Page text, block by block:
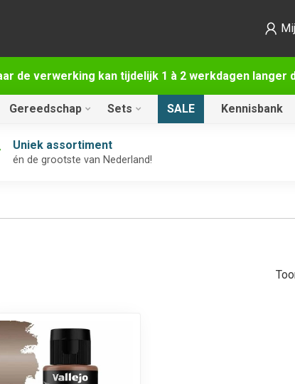
de verwerking kan tijdelijk 1 à 2 werkdagen langer
Gereedschap Sets SALE Kennisbank
Uniek assortiment
én de grootste van Nederland!